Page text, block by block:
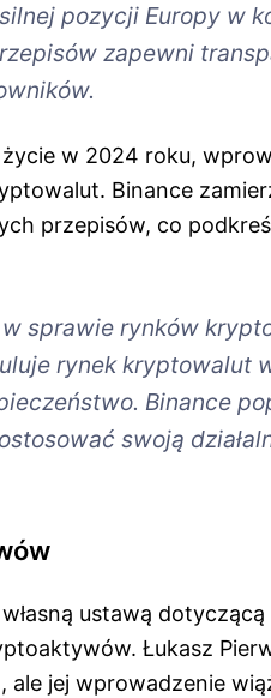
pozycji Europy w
zapewni
w 2024 roku,
Binance
przepisów, co
sprawie rynków
rynek kryptowalut
Binance
swoją
ustawą
Łukasz
jej wprowadzenie